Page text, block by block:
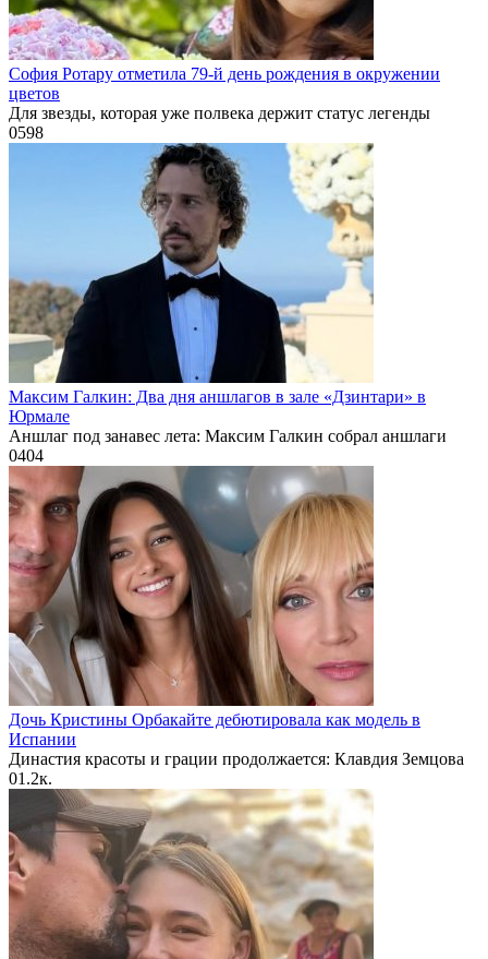
София Ротару отметила 79-й день рождения в окружении
цветов
Для звезды, которая уже полвека держит статус легенды
0598
Максим Галкин: Два дня аншлагов в зале «Дзинтари» в
Юрмале
Аншлаг под занавес лета: Максим Галкин собрал аншлаги
0404
Дочь Кристины Орбакайте дебютировала как модель в
Испании
Династия красоты и грации продолжается: Клавдия Земцова
01.2к.